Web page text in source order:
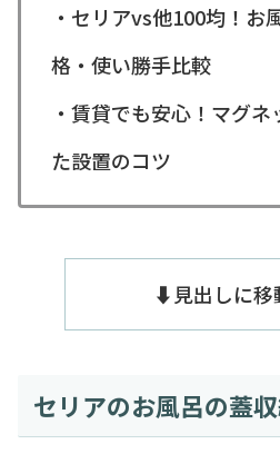
・セリアvs他100均！お
格・使い勝手比較
・賃貸でも安心！マグ
た設置のコツ
⬇️見出しに移
セリアのお風呂の蓋